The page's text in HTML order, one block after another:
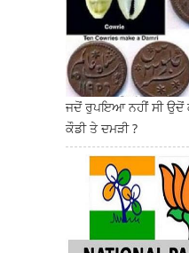
ਜਦੋਂ ਰੁਪਇਆ ਨਹੀਂ ਸੀ ਉਦੋਂ
ਕੌਡੀ ਤੇ ਦਮੜੀ ?